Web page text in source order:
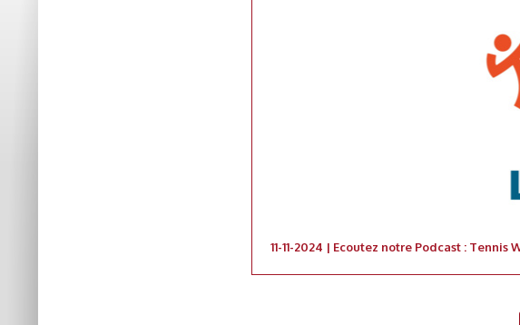
11-11-2024 | Ecoutez notre Podcast :
Wallonie-Bruxelles Région Brabant, le